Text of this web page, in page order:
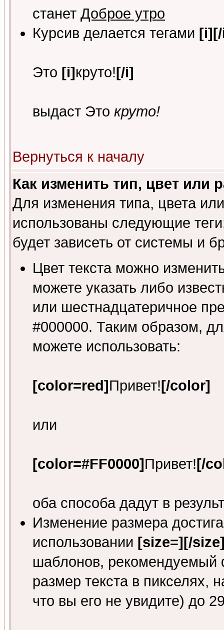
станет Доброе утро
Курсив делается тегами
Это [i]круто![/i]
выдаст Это круто!
Вернуться к началу
Как изменить тип, цвет или
Для изменения типа, цвета
использованы следующие
будет зависеть от системы и
Цвет текста можно
можете указать либо
или шестнадцатеричное
#000000. Таким образом,
можете использовать:
[color=red]Привет![/color]
или
[color=#FF0000]Привет![/
оба способа дадут в
Изменение размера
использовании [size=][/
шаблонов,
размер текста в пикселях,
что вы его не увидите) до